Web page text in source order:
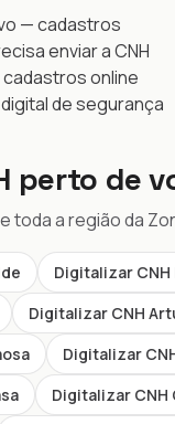
— cadastros
enviar a CNH
online
de segurança
perto de
toda a região da
Digitalizar CNH
Digitalizar CNH
Digitalizar
Digitalizar CNH